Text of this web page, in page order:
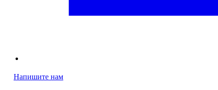
Напишите нам